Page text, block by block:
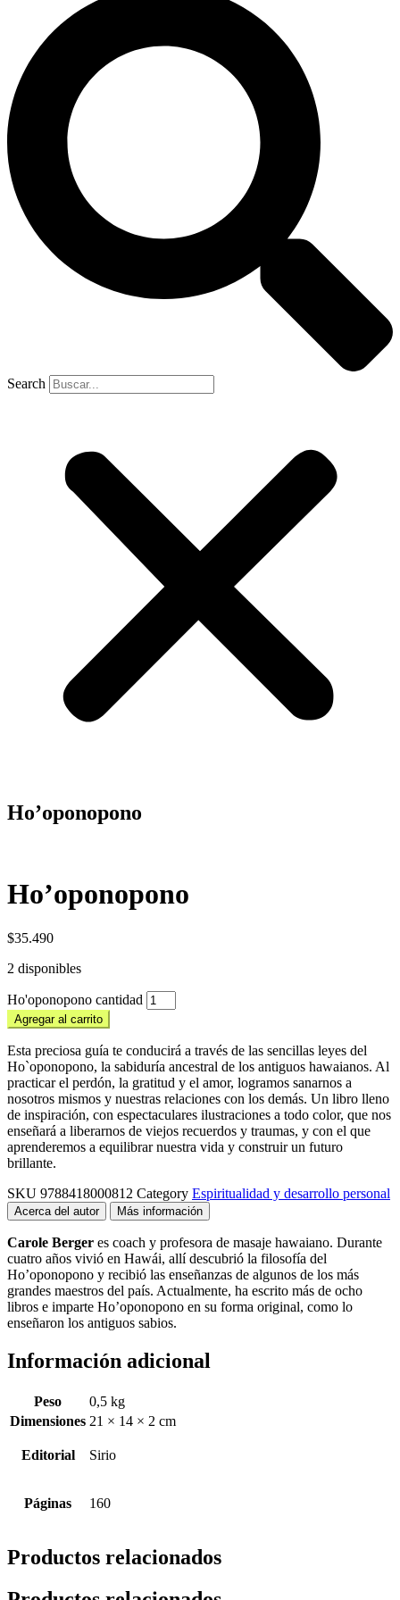
Search
Ho’oponopono
Ho’oponopono
$35.490
2 disponibles
Ho'oponopono cantidad
Agregar al carrito
Esta preciosa guía te conducirá a través de las sencillas leyes del
Ho`oponopono, la sabiduría ancestral de los antiguos hawaianos. Al
practicar el perdón, la gratitud y el amor, logramos sanarnos a
nosotros mismos y nuestras relaciones con los demás. Un libro lleno
de inspiración, con espectaculares ilustraciones a todo color, que nos
enseñará a liberarnos de viejos recuerdos y traumas, y con el que
aprenderemos a equilibrar nuestra vida y construir un futuro
brillante.
SKU 9788418000812 Category Espiritualidad y desarrollo personal
Acerca del autor Más información
Carole Berger es coach y profesora de masaje hawaiano. Durante
cuatro años vivió en Hawái, allí descubrió la filosofía del
Ho’oponopono y recibió las enseñanzas de algunos de los más
grandes maestros del país. Actualmente, ha escrito más de ocho
libros e imparte Ho’oponopono en su forma original, como lo
enseñaron los antiguos sabios.
Información adicional
Peso
0,5 kg
Dimensiones 21 × 14 × 2 cm
Editorial Sirio
Páginas 160
Productos relacionados